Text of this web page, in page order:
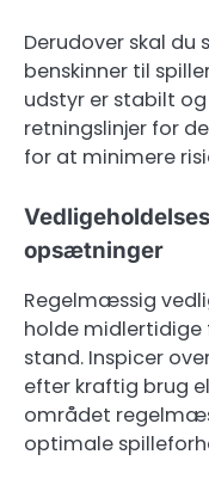
Derudover skal du
benskinner til
udstyr er stabilt og
retningslinjer for
for at minimere
opsætninger
Regelmæssig
holde
stand. Inspicer
efter kraftig brug
området
optimale